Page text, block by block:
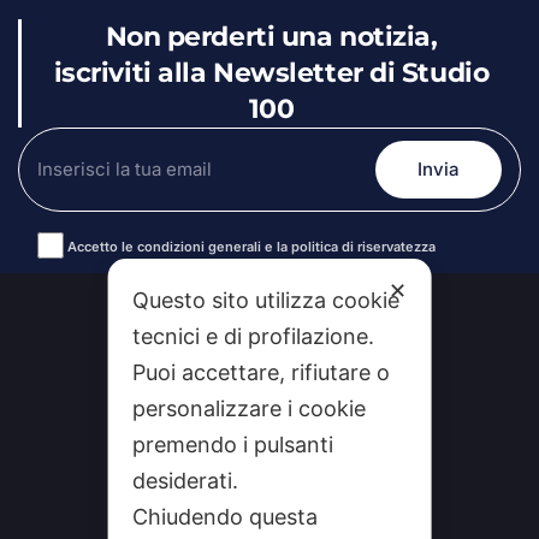
Non perderti una notizia,
iscriviti alla Newsletter di Studio
100
Accetto le condizioni generali e la politica di riservatezza
Alternative:
✕
Questo sito utilizza cookie
tecnici e di profilazione.
Puoi accettare, rifiutare o
personalizzare i cookie
premendo i pulsanti
desiderati.
Chiudendo questa